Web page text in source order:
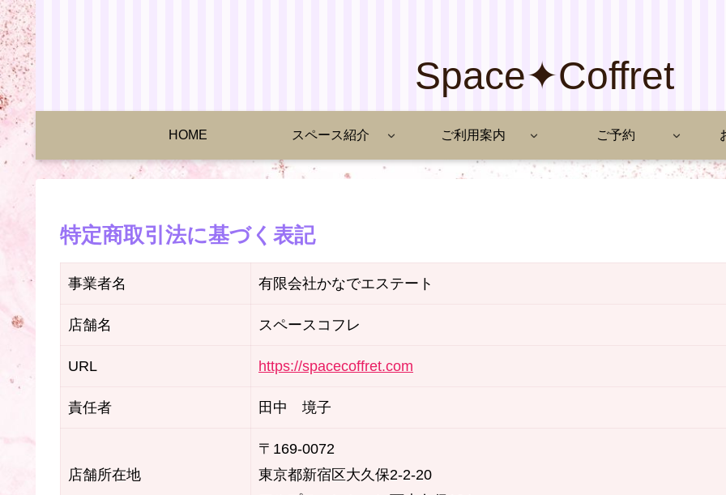
Space✦Coffret
HOME スペース紹介 ご利用案内 ご予約
特定商取引法に基づく表記
事業者名 有限会社かなでエステート
店舗名 スペースコフレ
URL https://spacecoffret.com
責任者 田中 境子
店舗所在地
〒169-0072
東京都新宿区大久保2-2-20